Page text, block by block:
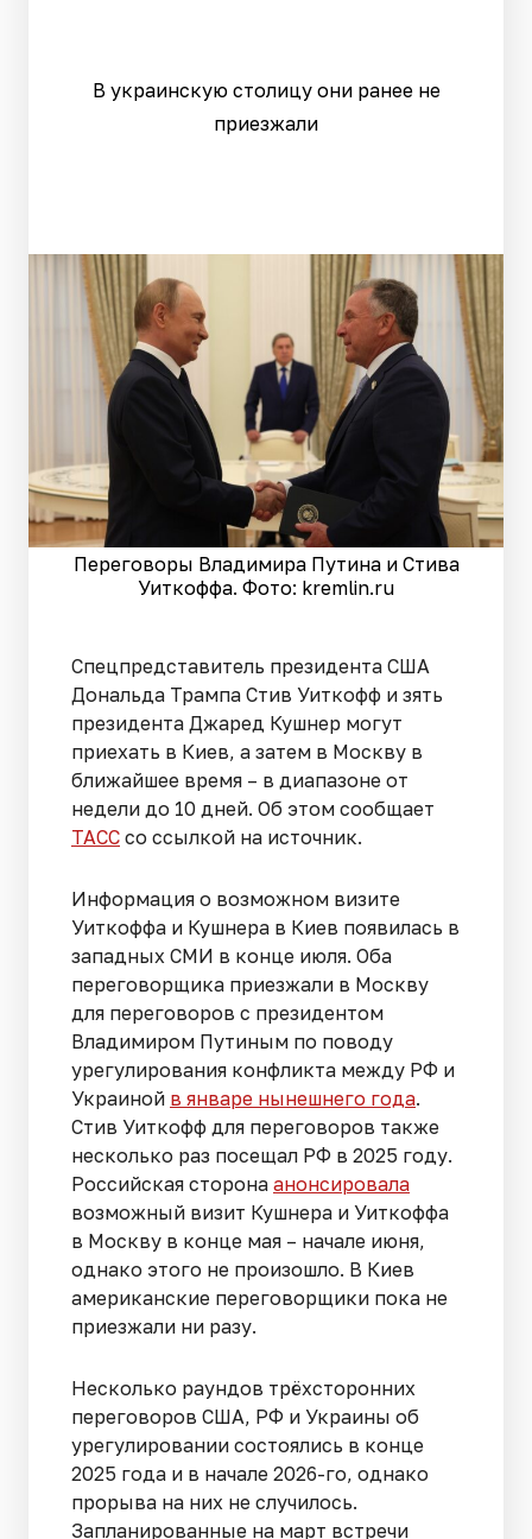
В украинскую столицу они ранее не
приезжали
Переговоры Владимира Путина и Стива
Уиткоффа. Фото: kremlin.ru
Спецпредставитель президента США
Дональда Трампа Стив Уиткофф и зять
президента Джаред Кушнер могут
приехать в Киев, а затем в Москву в
ближайшее время – в диапазоне от
недели до 10 дней. Об этом сообщает
ТАСС со ссылкой на источник.
Информация о возможном визите
Уиткоффа и Кушнера в Киев появилась в
западных СМИ в конце июля. Оба
переговорщика приезжали в Москву
для переговоров с президентом
Владимиром Путиным по поводу
урегулирования конфликта между РФ и
Украиной в январе нынешнего года.
Стив Уиткофф для переговоров также
несколько раз посещал РФ в 2025 году.
Российская сторона анонсировала
возможный визит Кушнера и Уиткоффа
в Москву в конце мая – начале июня,
однако этого не произошло. В Киев
американские переговорщики пока не
приезжали ни разу.
Несколько раундов трёхсторонних
переговоров США, РФ и Украины об
урегулировании состоялись в конце
2025 года и в начале 2026-го, однако
прорыва на них не случилось.
Запланированные на март встречи